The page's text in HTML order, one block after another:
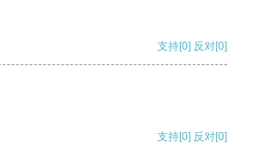
支持[0] 反对[0]
支持[0] 反对[0]